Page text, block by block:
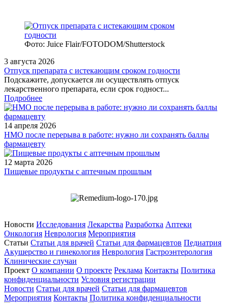
Фото: Juice Flair/FOTODOM/Shutterstoсk
3 августа 2026
Отпуск препарата с истекающим сроком годности
Подскажите, допускается ли осуществлять отпуск
лекарственного препарата, если срок годност...
Подробнее
14 апреля 2026
НМО после перерыва в работе: нужно ли сохранять баллы
фармацевту
12 марта 2026
Пищевые продукты с аптечным прошлым
Новости Исследования Лекарства Разработка Аптеки
Онкология Неврология Мероприятия
Статьи Статьи для врачей Статьи для фармацевтов Педиатрия
Акушерство и гинекология Неврология Гастроэнтерология
Клинические случаи
Проект О компании О проекте Реклама Контакты Политика
конфиденциальности Условия регистрации
Новости Статьи для врачей Статьи для фармацевтов
Мероприятия Контакты Политика конфиденциальности